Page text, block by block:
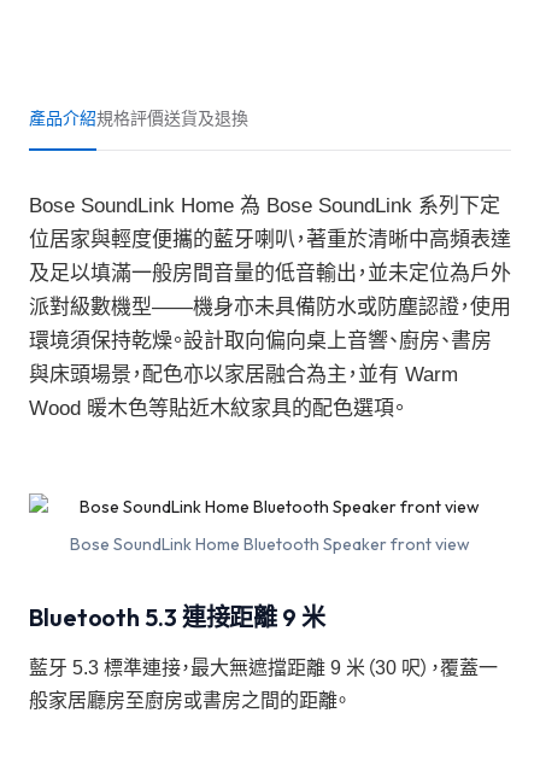
產品介紹規格評價送貨及退換
Bose SoundLink Home 為 Bose SoundLink 系列下定
位居家與輕度便攜的藍牙喇叭，著重於清晰中高頻表達
及足以填滿一般房間音量的低音輸出，並未定位為戶外
派對級數機型——機身亦未具備防水或防塵認證，使用
環境須保持乾燥。設計取向偏向桌上音響、廚房、書房
與床頭場景，配色亦以家居融合為主，並有 Warm
Wood 暖木色等貼近木紋家具的配色選項。
Bose SoundLink Home Bluetooth Speaker front view
Bluetooth 5.3 連接距離 9 米
藍牙 5.3 標準連接，最大無遮擋距離 9 米（30 呎），覆蓋一
般家居廳房至廚房或書房之間的距離。